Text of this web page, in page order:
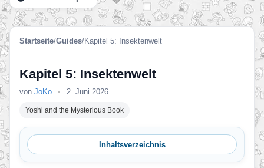
Startseite/Guides/Kapitel 5: Insektenwelt
Kapitel 5: Insektenwelt
von JoKo • 2. Juni 2026
Yoshi and the Mysterious Book
Inhaltsverzeichnis